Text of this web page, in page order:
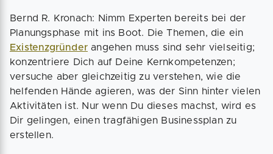
Bernd R. Kronach: Nimm Experten bereits bei der
Planungsphase mit ins Boot. Die Themen, die ein
Existenzgründer angehen muss sind sehr vielseitig;
konzentriere Dich auf Deine Kernkompetenzen;
versuche aber gleichzeitig zu verstehen, wie die
helfenden Hände agieren, was der Sinn hinter vielen
Aktivitäten ist. Nur wenn Du dieses machst, wird es
Dir gelingen, einen tragfähigen Businessplan zu
erstellen.